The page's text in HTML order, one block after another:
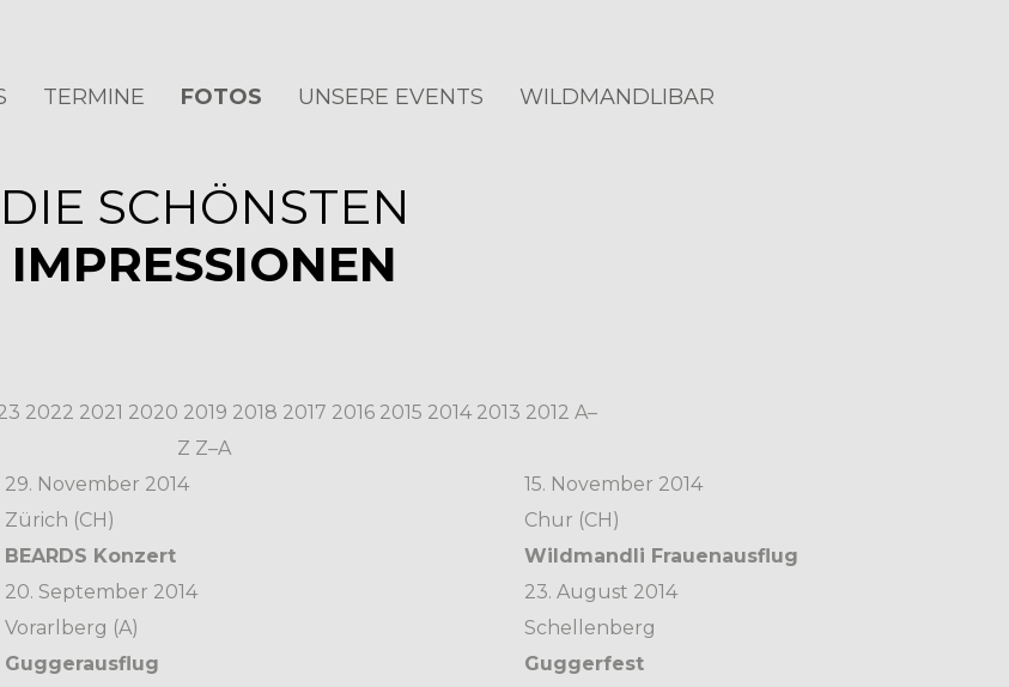
TERMINE FOTOS UNSERE EVENTS WILDMANDLIBAR
DIE SCHÖNSTEN
IMPRESSIONEN
2022 2021 2020 2019 2018 2017 2016 2015 2014 2013 2012 A–
Z Z–A
29. November 2014
Zürich (CH)
BEARDS Konzert
15. November 2014
Chur (CH)
Wildmandli Frauenausflug
20. September 2014
Vorarlberg (A)
Guggerausflug
23. August 2014
Schellenberg
Guggerfest